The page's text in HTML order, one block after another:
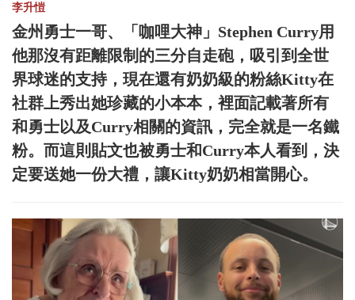
李升愷
金州勇士一哥、「咖哩大神」Stephen Curry用
他那沒有距離限制的三分自走砲，吸引到全世
界球迷的支持，現在還有奶奶級的粉絲Kitty在
社群上秀出她珍藏的小本本，裡面記載著所有
和勇士以及Curry相關的資訊，完全就是一名鐵
粉。而這則貼文也被勇士和Curry本人看到，決
定要送她一份大禮，讓Kitty奶奶相當開心。